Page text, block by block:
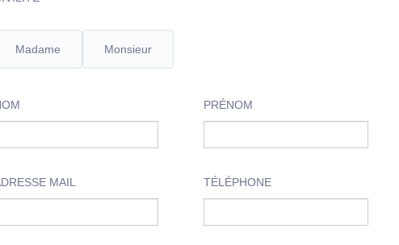
Madame Monsieur
PRÉNOM
MAIL TÉLÉPHONE